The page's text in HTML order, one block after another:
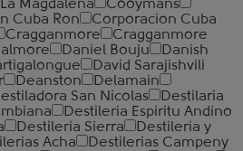
Magdalena
Cooymans
Cuba Ron
Corporacion Cuba
Cragganmore
Cragganmore
Daniel Bouju
Danish
David Sarajishvili
Deanston
Delamain
San Nicolas
Destilaria
Destileria Espiritu Andino
Destileria Sierra
Destileria y
Acha
Destilerias Campeny